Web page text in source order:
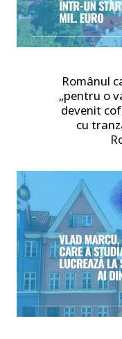
Românul
„pentru o
devenit
cu